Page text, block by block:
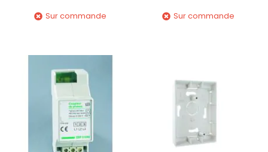
Sur commande
Sur commande